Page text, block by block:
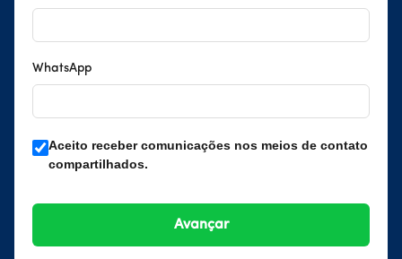
WhatsApp
Aceito receber comunicações nos meios de contato
compartilhados.